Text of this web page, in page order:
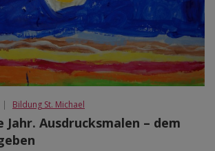
| Bildung St. Michael
Jahr. Ausdrucksmalen – dem